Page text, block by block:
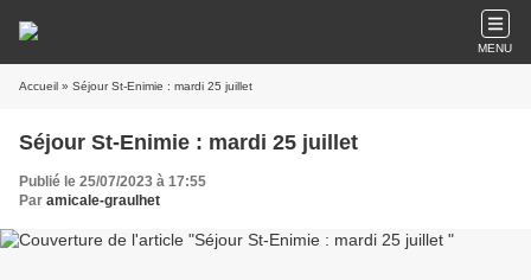
MENU
Accueil » Séjour St-Enimie : mardi 25 juillet
Séjour St-Enimie : mardi 25 juillet
Publié le 25/07/2023 à 17:55
Par amicale-graulhet